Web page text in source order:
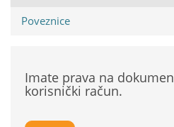
Poveznice
Imate prava na
korisnički račun.